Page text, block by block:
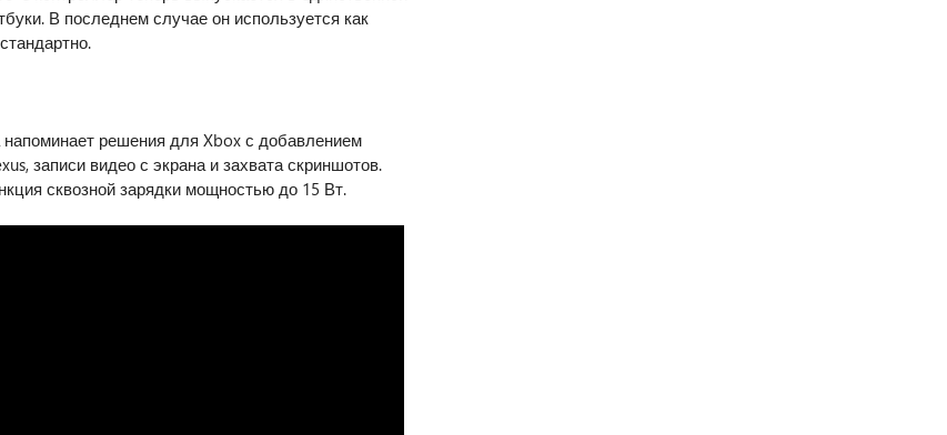
В последнем случае он используется как
решения для Xbox с добавлением
записи видео с экрана и захвата скриншотов.
сквозной зарядки мощностью до 15 Вт.